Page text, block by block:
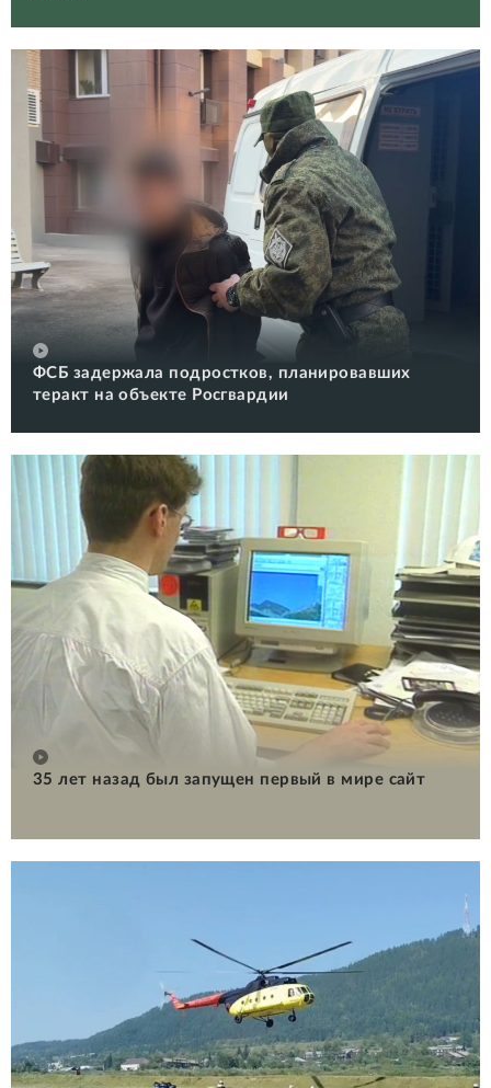
ФСБ задержала подростков, планировавших
теракт на объекте Росгвардии
35 лет назад был запущен первый в мире сайт